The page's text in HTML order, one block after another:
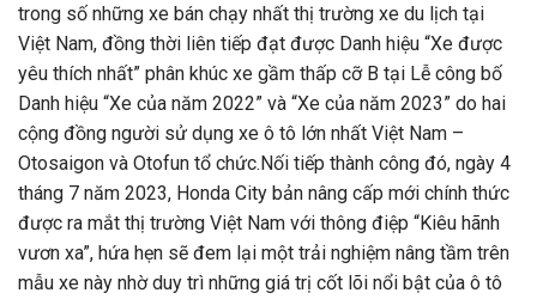
trong số những xe bán chạy nhất thị trường xe du lịch tại
Việt Nam, đồng thời liên tiếp đạt được Danh hiệu “Xe được
yêu thích nhất” phân khúc xe gầm thấp cỡ B tại Lễ công bố
Danh hiệu “Xe của năm 2022” và “Xe của năm 2023” do hai
cộng đồng người sử dụng xe ô tô lớn nhất Việt Nam –
Otosaigon và Otofun tổ chức.Nối tiếp thành công đó, ngày 4
tháng 7 năm 2023, Honda City bản nâng cấp mới chính thức
được ra mắt thị trường Việt Nam với thông điệp “Kiêu hãnh
vươn xa”, hứa hẹn sẽ đem lại một trải nghiệm nâng tầm trên
mẫu xe này nhờ duy trì những giá trị cốt lõi nổi bật của ô tô